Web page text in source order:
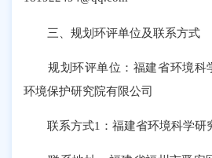
三、规划环评单位及联系方式
规划环评单位：福建省环境科
环境保护研究院有限公司
联系方式1：福建省环境科学研